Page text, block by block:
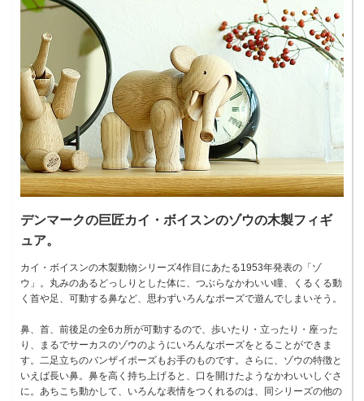
デンマークの巨匠カイ・ボイスンのゾウの木製フィギ
ュア。
カイ・ボイスンの木製動物シリーズ4作目にあたる1953年発表の「ゾ
ウ」。丸みのあるどっしりとした体に、つぶらなかわいい瞳、くるくる動
く首や足、可動する鼻など、思わずいろんなポーズで遊んでしまいそう。
鼻、首、前後足の全6カ所が可動するので、歩いたり・立ったり・座った
り、まるでサーカスのゾウのようにいろんなポーズをとることができま
す。二足立ちのバンザイポーズもお手のものです。さらに、ゾウの特徴と
いえば長い鼻。鼻を高く持ち上げると、口を開けたようなかわいいしぐさ
に。あちこち動かして、いろんな表情をつくれるのは、同シリーズの他の